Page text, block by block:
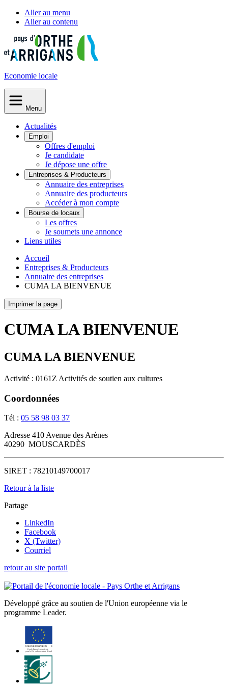
Aller au menu
Aller au contenu
Economie locale
Menu
Actualités
Emploi
Offres d'emploi
Je candidate
Je dépose une offre
Entreprises & Producteurs
Annuaire des entreprises
Annuaire des producteurs
Accéder à mon compte
Bourse de locaux
Les offres
Je soumets une annonce
Liens utiles
Accueil
Entreprises & Producteurs
Annuaire des entreprises
CUMA LA BIENVENUE
Imprimer la page
CUMA LA BIENVENUE
CUMA LA BIENVENUE
Activité : 0161Z Activités de soutien aux cultures
Coordonnées
Tél : 05 58 98 03 37
Adresse 410 Avenue des Arènes
40290 MOUSCARDÈS
SIRET : 78210149700017
Retour à la liste
Partage
LinkedIn
Facebook
X (Twitter)
Courriel
retour au site portail
Développé grâce au soutien de l'Union européenne via le
programme Leader.